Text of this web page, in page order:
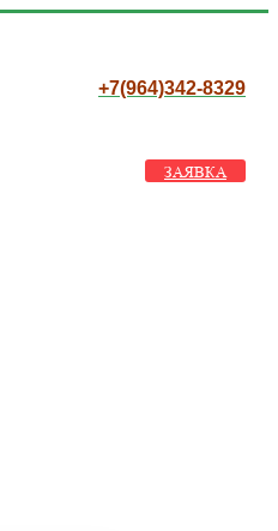
+7(964)342-8329
ЗАЯВКА